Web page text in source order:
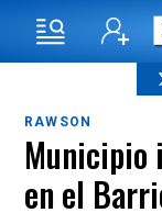
RAWSON
Municipio
en el